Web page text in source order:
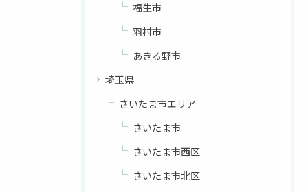
福生市
羽村市
あきる野市
埼玉県
さいたま市エリア
さいたま市
さいたま市西区
さいたま市北区